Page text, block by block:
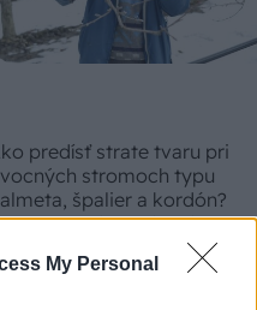
My Personal
predísť strate tvaru pri
stromoch typu
špalier a kordón?
správny júlový rez